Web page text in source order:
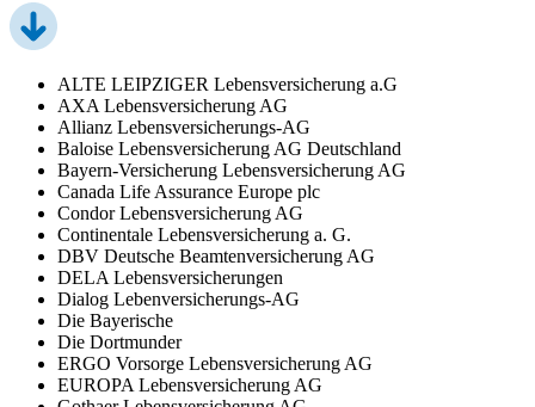
ALTE LEIPZIGER Lebensversicherung a.G
AXA Lebensversicherung AG
Allianz Lebensversicherungs-AG
Baloise Lebensversicherung AG Deutschland
Bayern-Versicherung Lebensversicherung AG
Canada Life Assurance Europe plc
Condor Lebensversicherung AG
Continentale Lebensversicherung a. G.
DBV Deutsche Beamtenversicherung AG
DELA Lebensversicherungen
Dialog Lebenversicherungs-AG
Die Bayerische
Die Dortmunder
ERGO Vorsorge Lebensversicherung AG
EUROPA Lebensversicherung AG